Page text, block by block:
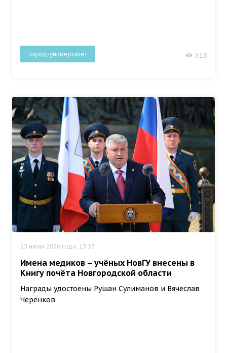
Город-университет 518
23 июня 2026 года, 13:33
Имена медиков – учёных НовГУ внесены в
Книгу почёта Новгородской области
Награды удостоены Рушан Сулиманов и Вячеслав
Черенков